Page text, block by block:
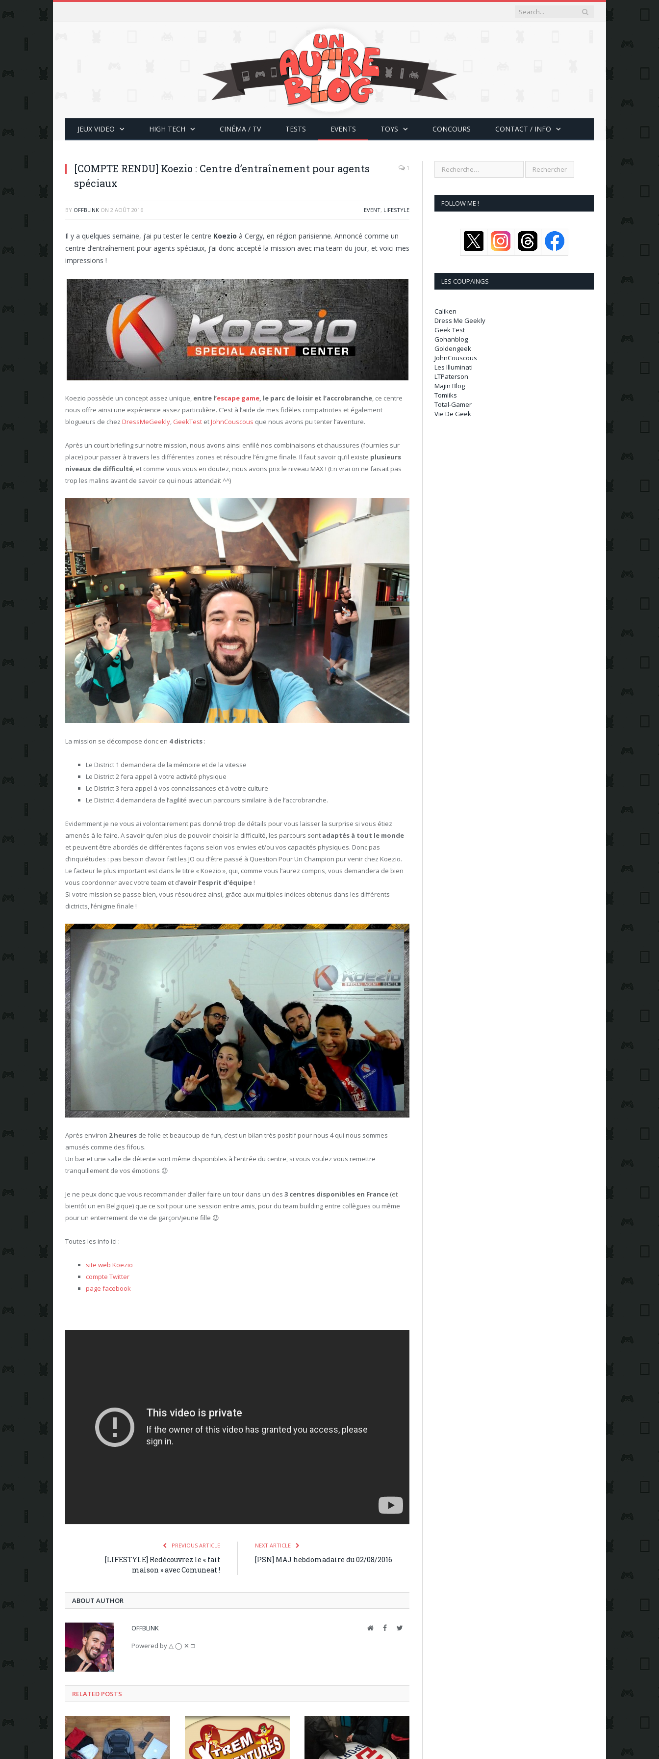
JEUX VIDEO HIGH TECH CINÉMA / TV TESTS EVENTS TOYS CONCOURS CONTACT / INFO
[COMPTE RENDU] Koezio : Centre d’entraînement pour agents
spéciaux
1
BY OFFBLINK ON 2 AOÛT 2016 EVENT, LIFESTYLE
Il y a quelques semaine, j’ai pu tester le centre Koezio à Cergy, en région parisienne. Annoncé comme un
centre d’entraînement pour agents spéciaux, j’ai donc accepté la mission avec ma team du jour, et voici mes
impressions !
Koezio possède un concept assez unique, entre l’escape game, le parc de loisir et l’accrobranche, ce centre
nous offre ainsi une expérience assez particulière. C’est à l’aide de mes fidèles compatriotes et également
blogueurs de chez DressMeGeekly, GeekTest etJohnCouscous que nous avons pu tenter l’aventure.
Après un court briefing sur notre mission, nous avons ainsi enfilé nos combinaisons et chaussures (fournies sur
place) pour passer à travers les différentes zones et résoudre l’énigme finale. Il faut savoir qu’il existe plusieurs
niveaux de difficulté, et comme vous vous en doutez, nous avons prix le niveau MAX ! (En vrai on ne faisait pas
trop les malins avant de savoir ce qui nous attendait ^^)
La mission se décompose donc en 4 districts :
Le District 1 demandera de la mémoire et de la vitesse
Le District 2 fera appel à votre activité physique
Le District 3 fera appel à vos connaissances et à votre culture
Le District 4 demandera de l’agilité avec un parcours similaire à de l’accrobranche.
Evidemment je ne vous ai volontairement pas donné trop de détails pour vous laisser la surprise si vous étiez
amenés à le faire. A savoir qu’en plus de pouvoir choisir la difficulté, les parcours sont adaptés à tout le monde
et peuvent être abordés de différentes façons selon vos envies et/ou vos capacités physiques. Donc pas
d’inquiétudes : pas besoin d’avoir fait les JO ou d’être passé à Question Pour Un Champion pur venir chez Koezio.
Le facteur le plus important est dans le titre « Koezio », qui, comme vous l’aurez compris, vous demandera de bien
vous coordonner avec votre team et d’avoir l’esprit d’équipe !
Si votre mission se passe bien, vous résoudrez ainsi, grâce aux multiples indices obtenus dans les différents
dictricts, l’énigme finale !
Après environ 2 heures de folie et beaucoup de fun, c’est un bilan très positif pour nous 4 qui nous sommes
amusés comme des fifous.
Un bar et une salle de détente sont même disponibles à l’entrée du centre, si vous voulez vous remettre
tranquillement de vos émotions 😉
Je ne peux donc que vous recommander d’aller faire un tour dans un des 3 centres disponibles en France (et
bientôt un en Belgique) que ce soit pour une session entre amis, pour du team building entre collègues ou même
pour un enterrement de vie de garçon/jeune fille 😉
Toutes les info ici :
site web Koezio
compte Twitter
page facebook
PREVIOUS ARTICLE
[LIFESTYLE] Redécouvrez le « fait
maison » avec Comuneat !
NEXT ARTICLE
[PSN] MAJ hebdomadaire du 02/08/2016
ABOUT AUTHOR
OFFBLINK WebsiteFacebookTwitter
Powered by △ ◯ ✕ □
RELATED POSTS
FOLLOW ME !
LES COUPAINGS
Caliken
Dress Me Geekly
Geek Test
Gohanblog
Goldengeek
JohnCouscous
Les Illuminati
LTPaterson
Majin Blog
Tomiiks
Total-Gamer
Vie De Geek